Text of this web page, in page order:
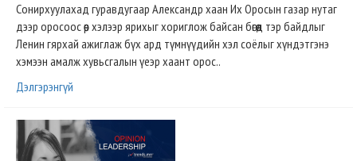
Сонирхуулахад гуравдугаар Александр хаан Их Оросын газар нутаг
дээр оросоос өөр хэлээр ярихыг хориглож байсан бөгөөд тэр байдлыг
Ленин гярхай ажиглаж бүх ард түмнүүдийн хэл соёлыг хүндэтгэнэ
хэмээн амалж хувьсгалын үеэр хаант орос..
Дэлгэрэнгүй